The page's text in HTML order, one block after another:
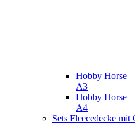
Hobby Horse
A3
Hobby Horse
A4
Sets Fleecedecke mit